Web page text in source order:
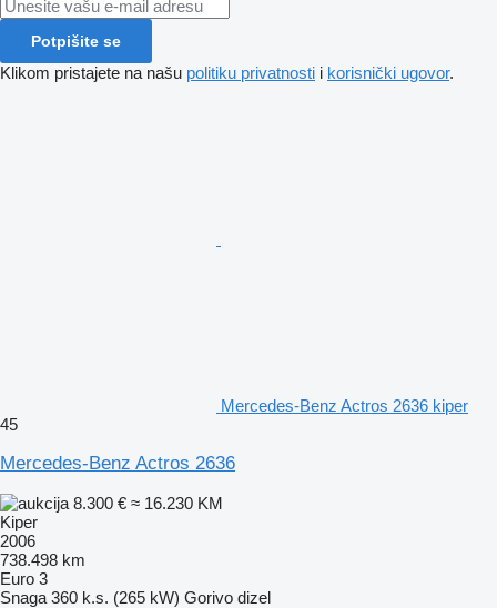
Potpišite se
Klikom pristajete na našu politiku privatnosti i korisnički ugovor.
Mercedes-Benz Actros 2636 kiper
45
Mercedes-Benz Actros 2636
8.300 € ≈ 16.230 KM
Kiper
2006
738.498 km
Euro 3
Snaga 360 k.s. (265 kW) Gorivo dizel